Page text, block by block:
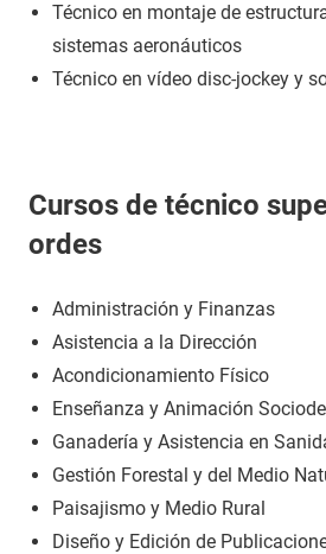
Técnico en montaje de
sistemas aeronáuticos
Técnico en vídeo disc-jockey y
Cursos de técnico
ordes
Administración y Finanzas
Asistencia a la Dirección
Acondicionamiento Físico
Enseñanza y Animación
Ganadería y Asistencia en
Gestión Forestal y del Medio
Paisajismo y Medio Rural
Diseño y Edición de